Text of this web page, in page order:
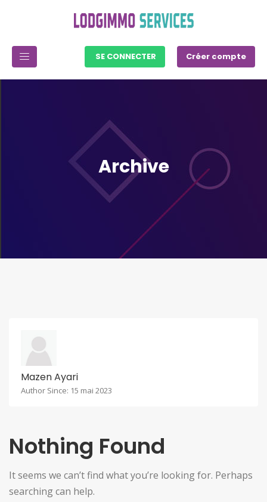
SE CONNECTER Créer compte
Archive
Mazen Ayari
Author Since: 15 mai 2023
Nothing Found
It seems we can’t find what you’re looking for. Perhaps
searching can help.